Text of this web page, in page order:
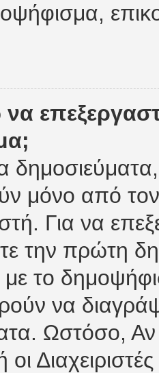
μόνο από
Για να
την πρώτη
το
να
Ωστόσο, Αν
οι